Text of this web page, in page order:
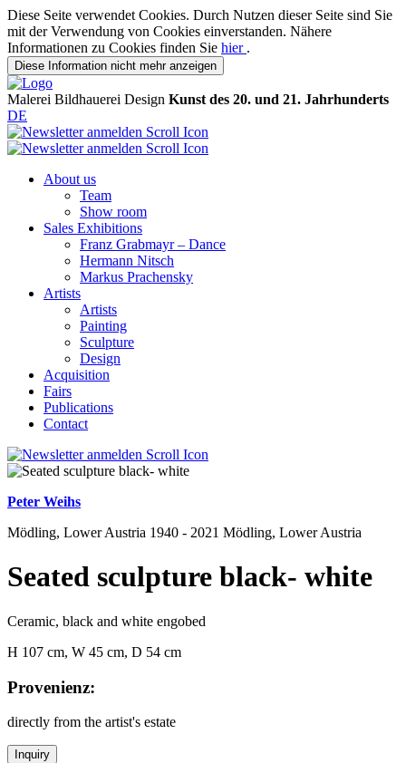
Diese Seite verwendet Cookies. Durch Nutzen dieser Seite sind Sie
mit der Verwendung von Cookies einverstanden. Nähere
Informationen zu Cookies finden Sie hier .
Diese Information nicht mehr anzeigen
Malerei Bildhauerei Design Kunst des 20. und 21. Jahrhunderts
DE
About us
Team
Show room
Sales Exhibitions
Franz Grabmayr – Dance
Hermann Nitsch
Markus Prachensky
Artists
Artists
Painting
Sculpture
Design
Acquisition
Fairs
Publications
Contact
Peter Weihs
Mödling, Lower Austria 1940 - 2021 Mödling, Lower Austria
Seated sculpture black- white
Ceramic, black and white engobed
H 107 cm, W 45 cm, D 54 cm
Provenienz:
directly from the artist's estate
Inquiry